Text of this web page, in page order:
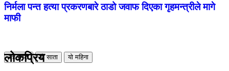
निर्मला पन्त हत्या प्रकरणबारे ठाडो जवाफ दिएका गृहमन्त्रीले मागे
माफी
लोकप्रिय
२४ घण्टा यो साता यो महिना